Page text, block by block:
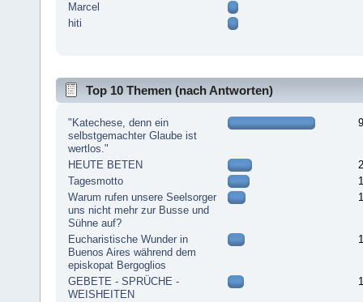
Marcel
hiti
Top 10 Themen (nach Antworten)
"Katechese, denn ein
selbstgemachter Glaube ist
wertlos."
HEUTE BETEN
Tagesmotto
Warum rufen unsere Seelsorger
uns nicht mehr zur Busse und
Sühne auf?
Eucharistische Wunder in
Buenos Aires während dem
episkopat Bergoglios
GEBETE - SPRÜCHE -
WEISHEITEN